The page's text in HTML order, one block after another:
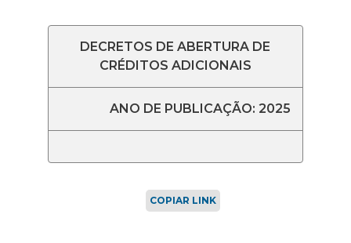
DECRETOS DE ABERTURA DE
CRÉDITOS ADICIONAIS
ANO DE PUBLICAÇÃO: 2025
COPIAR LINK